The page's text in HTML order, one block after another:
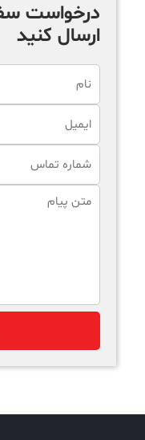
درخواست
ارسال کنید